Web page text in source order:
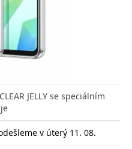
JELLY se speciálním
v úterý 11. 08.